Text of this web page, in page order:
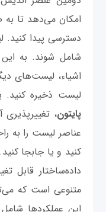
امکان می‌دهد تا
دسترسی پیدا کنید.
شامل شوند. به این
اشیاء، لیست‌های
لیست ذخیره
پایتون،
عناصر لیست را به
کنید و یا جابجا
داده‌ساختار قابل
متنوعی است که
این عملکردها